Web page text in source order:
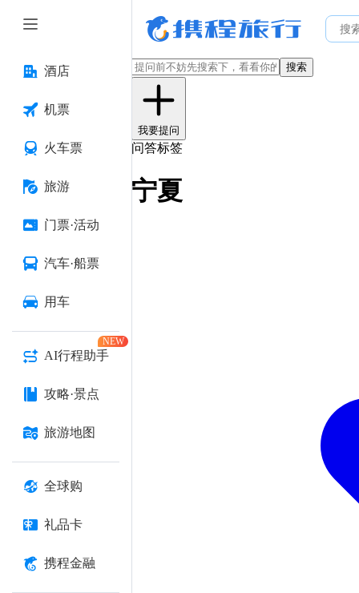
酒店
机票
火车票
旅游
门票·活动
汽车·船票
用车
AI行程助手
NEW
攻略·景点
旅游地图
全球购
礼品卡
携程金融
搜索
我要提问
问答标签
宁夏